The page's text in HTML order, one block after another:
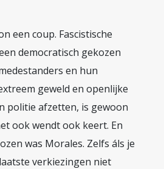
een coup. Fascistische
democratisch gekozen
en hun
geweld en openlijke
politie afzetten, is gewoon
ook wendt ook keert. En
was Morales. Zelfs áls je
verkiezingen niet